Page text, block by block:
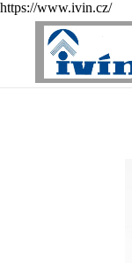
https://www.ivin.cz/